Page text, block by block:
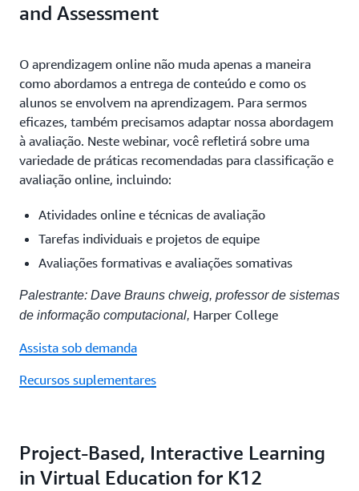
and Assessment
O aprendizagem online não muda apenas a maneira
como abordamos a entrega de conteúdo e como os
alunos se envolvem na aprendizagem. Para sermos
eficazes, também precisamos adaptar nossa abordagem
à avaliação. Neste webinar, você refletirá sobre uma
variedade de práticas recomendadas para classificação e
avaliação online, incluindo:
Atividades online e técnicas de avaliação
Tarefas individuais e projetos de equipe
Avaliações formativas e avaliações somativas
Palestrante: Dave Brauns chweig, professor de sistemas
de informação computacional, Harper College
Assista sob demanda
Recursos suplementares
Project-Based, Interactive Learning
in Virtual Education for K12